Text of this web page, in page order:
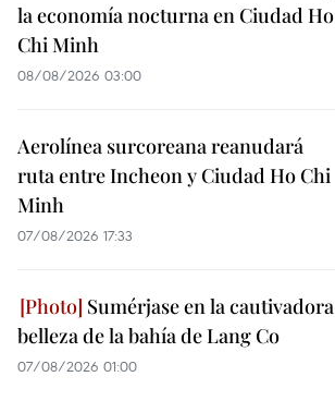
la economía nocturna en Ciudad Ho
Chi Minh
08/08/2026 03:00
Aerolínea surcoreana reanudará
ruta entre Incheon y Ciudad Ho Chi
Minh
07/08/2026 17:33
Sumérjase en la cautivadora
belleza de la bahía de Lang Co
07/08/2026 01:00